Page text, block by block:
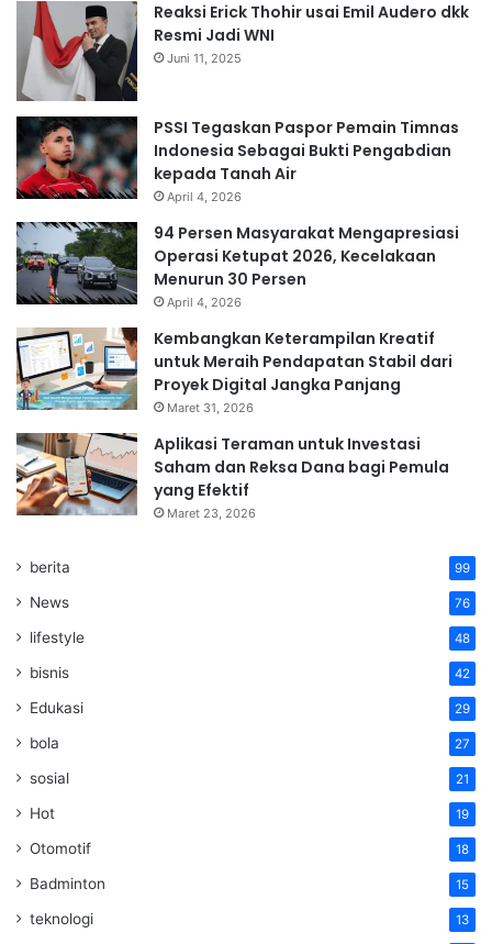
Reaksi Erick Thohir usai Emil Audero dkk
Resmi Jadi WNI
Juni 11, 2025
PSSI Tegaskan Paspor Pemain Timnas
Indonesia Sebagai Bukti Pengabdian
kepada Tanah Air
April 4, 2026
94 Persen Masyarakat Mengapresiasi
Operasi Ketupat 2026, Kecelakaan
Menurun 30 Persen
April 4, 2026
Kembangkan Keterampilan Kreatif
untuk Meraih Pendapatan Stabil dari
Proyek Digital Jangka Panjang
Maret 31, 2026
Aplikasi Teraman untuk Investasi
Saham dan Reksa Dana bagi Pemula
yang Efektif
Maret 23, 2026
berita 99
News 76
lifestyle 48
bisnis 42
Edukasi 29
bola 27
sosial 21
Hot 19
Otomotif 18
Badminton 15
teknologi 13